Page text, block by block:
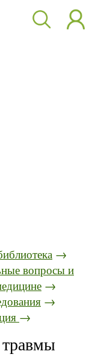
→
вопросы и
→
→
→